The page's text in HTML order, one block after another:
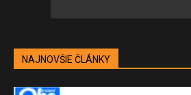
NAJNOVŠIE ČLÁNKY